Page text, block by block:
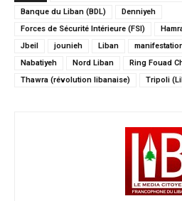
Banque du Liban (BDL)
Denniyeh
Forces de Sécurité Intérieure (FSI)
Jbeil
jounieh Liban
Nabatiyeh
Nord Liban
Ring Fouad
Thawra (révolution libanaise)
Tripoli